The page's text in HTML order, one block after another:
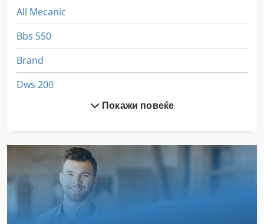
All Mecanic
Bbs 550
Brand
Dws 200
Frm D Midi
Gastl Rg 200
Покажи повеќе